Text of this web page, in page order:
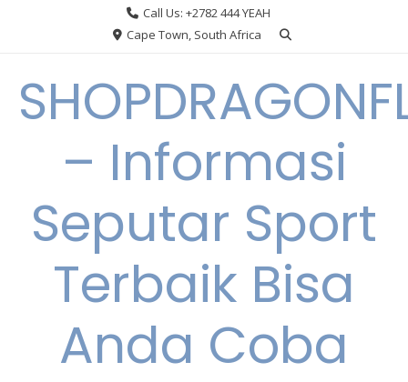
Call Us: +2782 444 YEAH
Cape Town, South Africa
– Informasi
Seputar Sport
Terbaik Bisa
Anda Coba